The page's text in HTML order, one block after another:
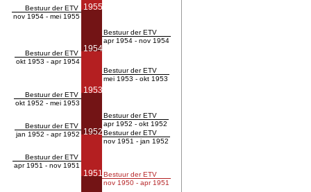
Bestuur der ETV
nov 1954 - mei 1955
Bestuur der ETV
okt 1953 - apr 1954
Bestuur der ETV
okt 1952 - mei 1953
Bestuur der ETV
jan 1952 - apr 1952
Bestuur der ETV
apr 1951 - nov 1951
1955
1954
1953
1952
1951
Bestuur der ETV
apr 1954 - nov 1954
Bestuur der ETV
mei 1953 - okt 1953
Bestuur der ETV
apr 1952 - okt 1952
Bestuur der ETV
nov 1951 - jan 1952
Bestuur der ETV
nov 1950 - apr 1951